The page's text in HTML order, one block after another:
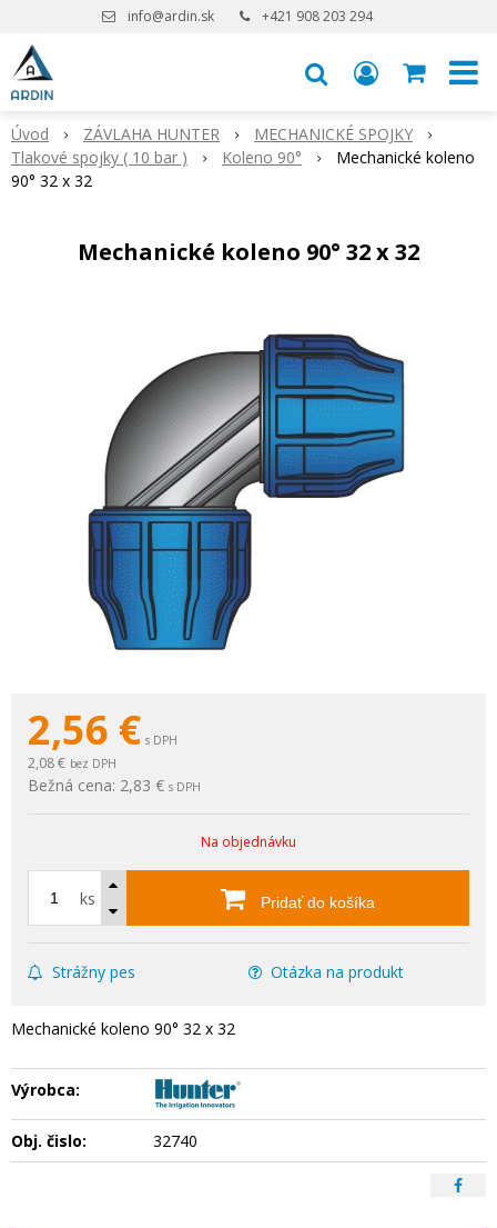
info@ardin.sk +421 908 203 294
Úvod ZÁVLAHA HUNTER
MECHANICKÉ SPOJKY
Tlakové spojky ( 10 bar )
Koleno 90°
Mechanické koleno
90° 32 x 32
Mechanické koleno 90° 32 x 32
2,56 € s DPH
2,08 € bez DPH
Bežná cena: 2,83 € s DPH
Na objednávku
ks Pridať do košíka
Strážny pes Otázka na produkt
Mechanické koleno 90° 32 x 32
Výrobca:
Obj. čislo: 32740